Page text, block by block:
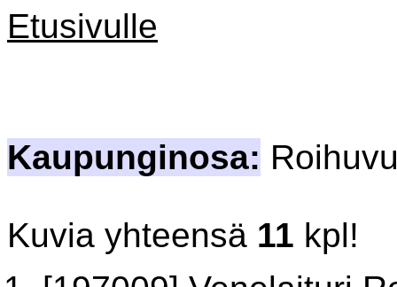
Etusivulle
Kaupunginosa:
Kuvia yhteensä 11 kpl!